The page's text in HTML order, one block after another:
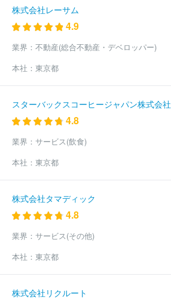
株式会社レーサム
4.9
業界： 不動産(総合不動産・デベロッパー)
本社： 東京都
スターバックスコーヒージャパン株式会社
4.8
業界： サービス(飲食)
本社： 東京都
株式会社タマディック
4.8
業界： サービス(その他)
本社： 東京都
株式会社リクルート